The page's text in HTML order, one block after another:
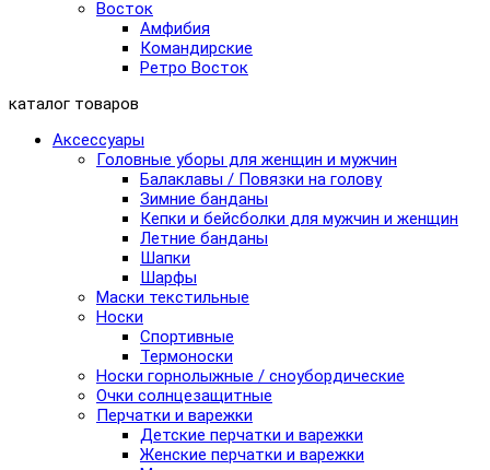
Восток
Амфибия
Командирские
Ретро Восток
каталог товаров
Аксессуары
Головные уборы для женщин и мужчин
Балаклавы / Повязки на голову
Зимние банданы
Кепки и бейсболки для мужчин и женщин
Летние банданы
Шапки
Шарфы
Маски текстильные
Носки
Спортивные
Термоноски
Носки горнолыжные / сноубордические
Очки солнцезащитные
Перчатки и варежки
Детские перчатки и варежки
Женские перчатки и варежки